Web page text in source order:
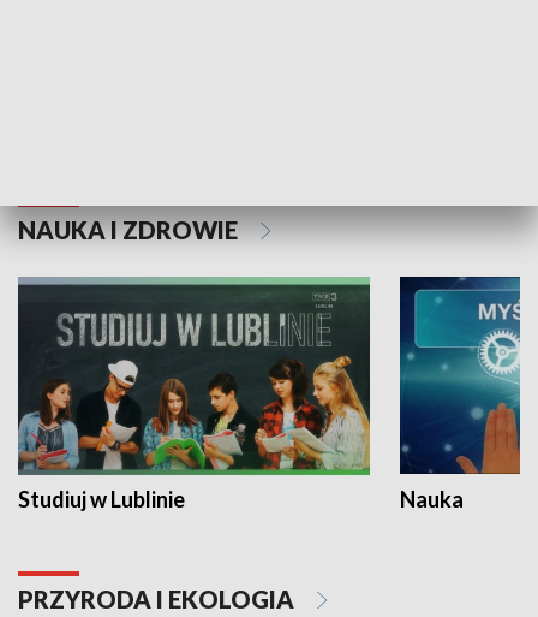
NAUKA I ZDROWIE
Studiuj w Lublinie Nauka
PRZYRODA I EKOLOGIA